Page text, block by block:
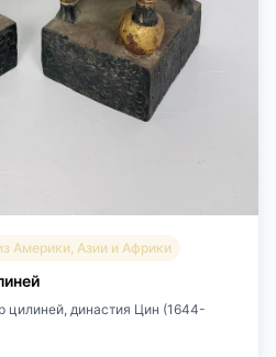
Америки, Азии и Африки
цилиней, династия Цин (1644-